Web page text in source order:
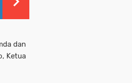
dan
Ketua